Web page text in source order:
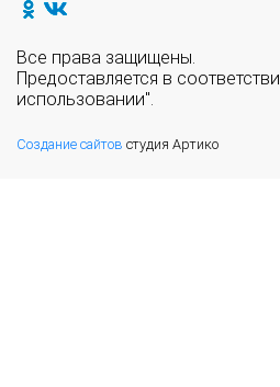
Все права защищены.
Предоставляется в
использовании".
Создание сайтов студия Артико